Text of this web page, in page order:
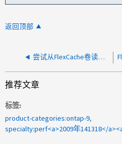
返回顶部
尝试从FlexCache卷读取时观察到高延迟
推荐文章
标签
product-categories:ontap-9
specialty:perf<a>2009年141318</